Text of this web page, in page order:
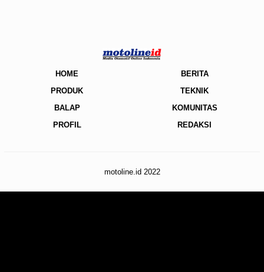
HOME
BERITA
PRODUK
TEKNIK
BALAP
KOMUNITAS
PROFIL
REDAKSI
motoline.id 2022